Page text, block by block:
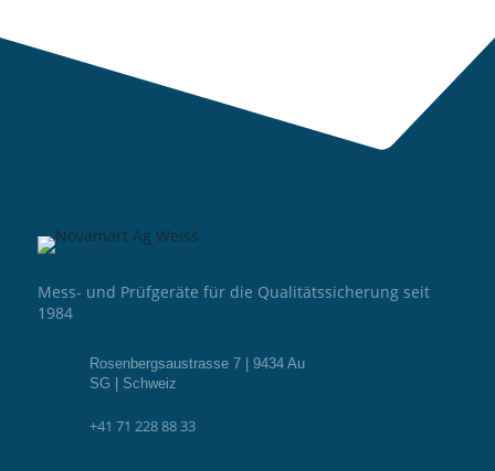
Mess- und Prüfgeräte für die Qualitätssicherung seit
1984
Rosenbergsaustrasse 7 | 9434 Au
SG | Schweiz
+41 71 228 88 33